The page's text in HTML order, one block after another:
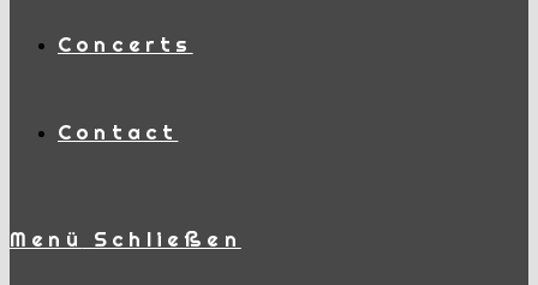
Concerts
Contact
Menü Schließen